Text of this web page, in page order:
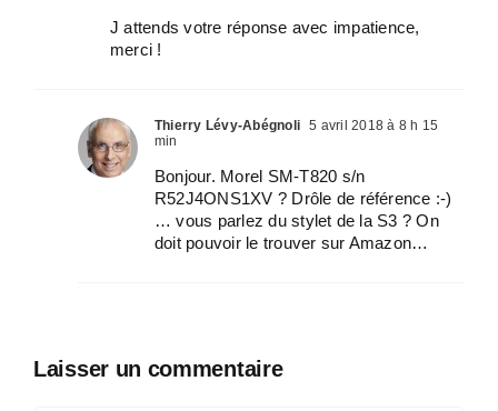
J attends votre réponse avec impatience,
merci !
Thierry Lévy-Abégnoli 5 avril 2018 à 8 h 15
min
Bonjour. Morel SM-T820 s/n
R52J4ONS1XV ? Drôle de référence :-)
… vous parlez du stylet de la S3 ? On
doit pouvoir le trouver sur Amazon…
Laisser un commentaire